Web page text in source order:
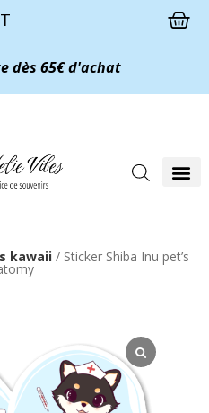
dès 65€ d'achat
kawaii/ Sticker Shiba Inu pet’s